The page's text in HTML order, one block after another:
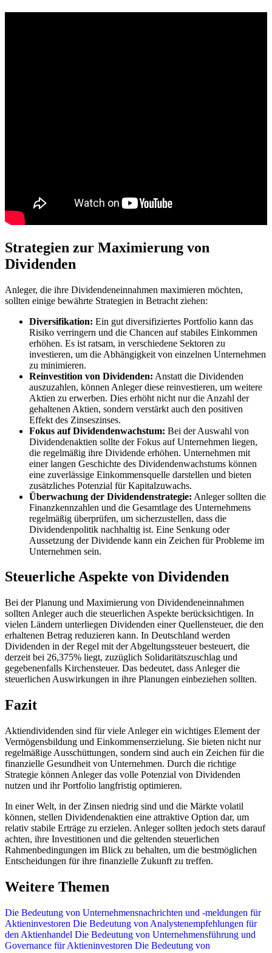
Strategien zur Maximierung von
Dividenden
Anleger, die ihre Dividendeneinnahmen maximieren möchten,
sollten einige bewährte Strategien in Betracht ziehen:
Diversifikation: Ein gut diversifiziertes Portfolio kann das
Risiko verringern und die Chancen auf stabiles Einkommen
erhöhen. Es ist ratsam, in verschiedene Sektoren zu
investieren, um die Abhängigkeit von einzelnen Unternehmen
zu minimieren.
Reinvestition von Dividenden: Anstatt die Dividenden
auszuzahlen, können Anleger diese reinvestieren, um weitere
Aktien zu erwerben. Dies erhöht nicht nur die Anzahl der
gehaltenen Aktien, sondern verstärkt auch den positiven
Effekt des Zinseszinses.
Fokus auf Dividendenwachstum: Bei der Auswahl von
Dividendenaktien sollte der Fokus auf Unternehmen liegen,
die regelmäßig ihre Dividende erhöhen. Unternehmen mit
einer langen Geschichte des Dividendenwachstums können
eine zuverlässige Einkommensquelle darstellen und bieten
zusätzliches Potenzial für Kapitalzuwachs.
Überwachung der Dividendenstrategie: Anleger sollten die
Finanzkennzahlen und die Gesamtlage des Unternehmens
regelmäßig überprüfen, um sicherzustellen, dass die
Dividendenpolitik nachhaltig ist. Eine Senkung oder
Aussetzung der Dividende kann ein Zeichen für Probleme im
Unternehmen sein.
Steuerliche Aspekte von Dividenden
Bei der Planung und Maximierung von Dividendeneinnahmen
sollten Anleger auch die steuerlichen Aspekte berücksichtigen. In
vielen Ländern unterliegen Dividenden einer Quellensteuer, die den
erhaltenen Betrag reduzieren kann. In Deutschland werden
Dividenden in der Regel mit der Abgeltungssteuer besteuert, die
derzeit bei 26,375% liegt, zuzüglich Solidaritätszuschlag und
gegebenenfalls Kirchensteuer. Das bedeutet, dass Anleger die
steuerlichen Auswirkungen in ihre Planungen einbeziehen sollten.
Fazit
Aktiendividenden sind für viele Anleger ein wichtiges Element der
Vermögensbildung und Einkommenserzielung. Sie bieten nicht nur
regelmäßige Ausschüttungen, sondern sind auch ein Zeichen für die
finanzielle Gesundheit von Unternehmen. Durch die richtige
Strategie können Anleger das volle Potenzial von Dividenden
nutzen und ihr Portfolio langfristig optimieren.
In einer Welt, in der Zinsen niedrig sind und die Märkte volatil
können, stellen Dividendenaktien eine attraktive Option dar, um
relativ stabile Erträge zu erzielen. Anleger sollten jedoch stets darauf
achten, ihre Investitionen und die geltenden steuerlichen
Rahmenbedingungen im Blick zu behalten, um die bestmöglichen
Entscheidungen für ihre finanzielle Zukunft zu treffen.
Weitere Themen
Die Bedeutung von Unternehmensnachrichten und -meldungen für
Aktieninvestoren Die Bedeutung von Analystenempfehlungen für
den Aktienhandel Die Bedeutung von Unternehmensführung und
Governance für Aktieninvestoren Die Bedeutung von